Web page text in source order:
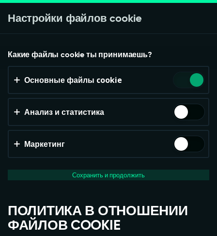
Непредвиденная ошибка
Произошла неизвестная ошибка
Принять файлы cookie?
На этом веб-сайте используются 3 различных типа
файлов cookie: основные, отслеживающие и
маркетинговые.
Настройки и информация
Настройки файлов cookie
Какие файлы cookie ты принимаешь?
Основные файлы cookie
Анализ и статистика
Маркетинг
Сохранить и продолжить
ПОЛИТИКА В ОТНОШЕНИИ
ФАЙЛОВ COOKIE